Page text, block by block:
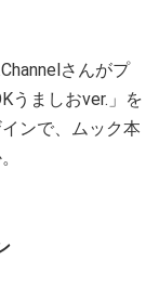
さんがプ
うましおver.」を
ンで、ムック本